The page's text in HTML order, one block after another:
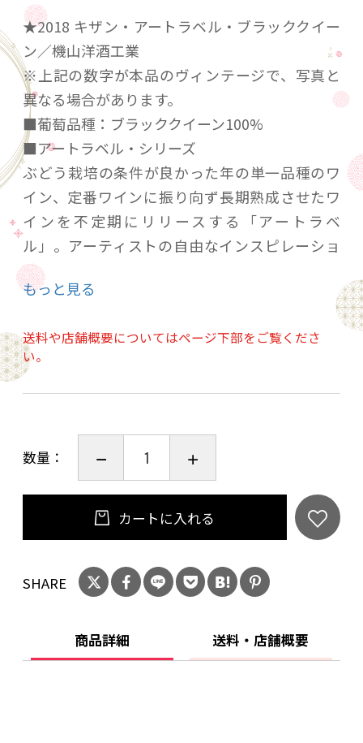
★2018 キザン・アートラベル・ブラッククイー
ン／機山洋酒工業
※上記の数字が本品のヴィンテージで、写真と
異なる場合があります。
■葡萄品種：ブラッククイーン100%
■アートラベル・シリーズ
ぶどう栽培の条件が良かった年の単一品種のワ
イン、定番ワインに振り向ず長期熟成させたワ
インを不定期にリリースする「アートラベ
ル」。アーティストの自由なインスピレーショ
ンはそれぞれのワインにあらたな世界観を生み
出しました。2004年9月リリースの「ブラックク
イーン1999」、「メルロ2002」は藤本育三氏
の、2016年5月リリースの「ブラッククイーン
2008」、2022年5月リリースの「メルロ
2017」、「ブラッククイーン2017」、「ブラッ
健吾氏（山梨県都留市在住）の作品をラベルに
採用しました。ラディカルながらどこか地に足
がついたモチーフの数々が熟成して、複雑さと
深みをました。ワインの味わいに混じり合い、
飲み手の五感を大いに刺激してくれました。
https://kizan.co.jp/winelist/
店は20歳未満の方への酒類の販売はいたしてお
りません。
もっと見る
送料や店舗概要についてはページ下部をご覧くださ
い。
数量：
カートに入れる
SHARE
商品詳細 送料・店舗概要